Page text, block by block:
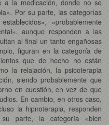
a la medicación, donde no se
Por su parte, las categorías
«probablemente
aunque responden a las
al final un tanto engañosas
figuran en la categoría de
que de hecho no están
la relajación, la psicoterapia
siendo probablemente que
en cuestión, en vez de que
En cambio, en otros caso,
la hipnoterapia, responden
parte, la categoría «bien